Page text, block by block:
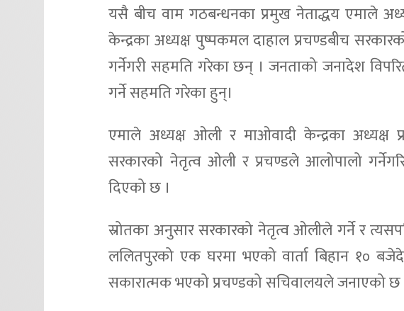
यसै बीच वाम गठबन्धनका प्रमुख नेताद्धय एमाले
केन्द्रका अध्यक्ष पुष्पकमल दाहाल प्रचण्डबीच
गर्नेगरी सहमति गरेका छन् । जनताको जनादेश
गर्ने सहमति गरेका हुन्।
एमाले अध्यक्ष ओली र माओवादी केन्द्रका अध्यक्ष
सरकारको नेतृत्व ओली र प्रचण्डले आलोपालो
दिएको छ ।
स्रोतका अनुसार सरकारको नेतृत्व ओलीले गर्ने र
ललितपुरको एक घरमा भएको वार्ता बिहान १०
सकारात्मक भएको प्रचण्डको सचिवालयले जनाएको छ